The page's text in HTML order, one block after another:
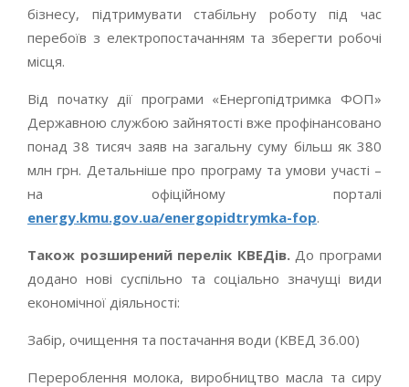
бізнесу, підтримувати стабільну роботу під час
перебоїв з електропостачанням та зберегти робочі
місця.
Від початку дії програми «Енергопідтримка ФОП»
Державною службою зайнятості вже профінансовано
понад 38 тисяч заяв на загальну суму більш як 380
млн грн. Детальніше про програму та умови участі –
на офіційному порталі
energy.kmu.gov.ua/energopidtrymka-fop.
Також розширений перелік КВЕДів.До програми
додано нові суспільно та соціально значущі види
економічної діяльності:
Забір, очищення та постачання води (КВЕД 36.00)
Перероблення молока, виробництво масла та сиру